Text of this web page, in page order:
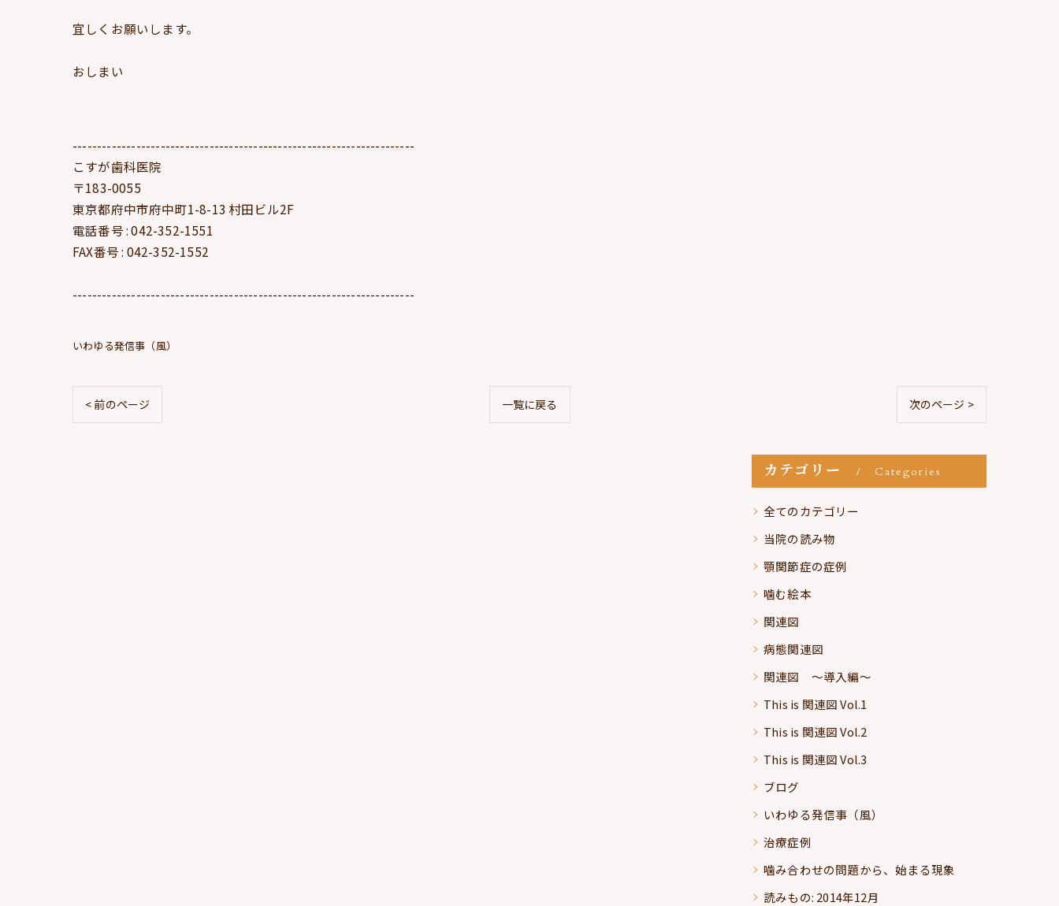
宜しくお願いします。
おしまい
----------------------------------------------------------------------
こすが歯科医院
〒183-0055
東京都府中市府中町1-8-13 村田ビル2F
電話番号 : 042-352-1551
FAX番号 : 042-352-1552
----------------------------------------------------------------------
いわゆる発信事（風）
< 前のページ 一覧に戻る 次のページ >
カテゴリー Categories
全てのカテゴリー
当院の読み物
顎関節症の症例
噛む絵本
関連図
病態関連図
関連図 ～導入編～
This is 関連図 Vol.1
This is 関連図 Vol.2
This is 関連図 Vol.3
ブログ
いわゆる発信事（風）
治療症例
噛み合わせの問題から、始まる現象
読みもの: 2014年12月